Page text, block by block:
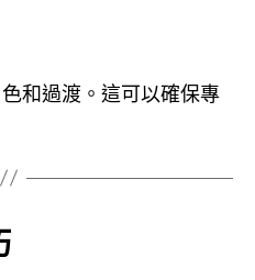
和過渡。這可以確保專